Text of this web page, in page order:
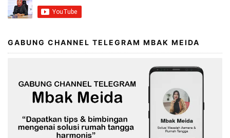
GABUNG CHANNEL TELEGRAM MBAK MEIDA